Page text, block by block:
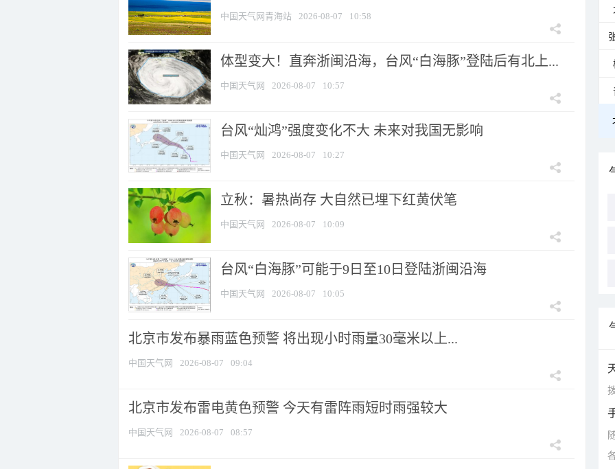
中国天气网青海站 2026-08-07 10:58
体型变大！直奔浙闽沿海，台风“白海豚”登陆后有北上...
中国天气网 2026-08-07 10:57
台风“灿鸿”强度变化不大 未来对我国无影响
中国天气网 2026-08-07 10:27
立秋：暑热尚存 大自然已埋下红黄伏笔
中国天气网 2026-08-07 10:09
台风“白海豚”可能于9日至10日登陆浙闽沿海
中国天气网 2026-08-07 10:05
北京市发布暴雨蓝色预警 将出现小时雨量30毫米以上...
中国天气网 2026-08-07 09:04
北京市发布雷电黄色预警 今天有雷阵雨短时雨强较大
中国天气网 2026-08-07 08:57